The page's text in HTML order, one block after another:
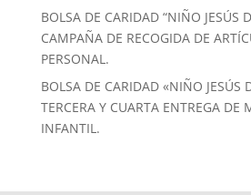
BOLSA DE CARIDAD “NIÑO JESÚS
CAMPAÑA DE RECOGIDA DE
PERSONAL.
BOLSA DE CARIDAD «NIÑO JESÚS
TERCERA Y CUARTA ENTREGA DE
INFANTIL.